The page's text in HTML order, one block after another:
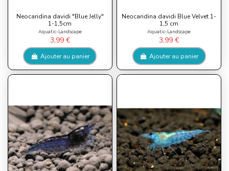
Neocaridina davidi "Blue Jelly"
1-1,5cm
Aquatic-Landscape
3,99 €
Ajouter au panier
Neocaridina davidi Blue Velvet 1-
1,5 cm
Aquatic-Landscape
3,99 €
Ajouter au panier